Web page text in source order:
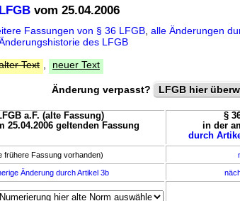
vom 25.04.2006
Fassungen von § 36 LFGB alle Änderungen
des LFGB
Text neuer Text
Änderung verpasst? LFGB hier
a.F. (alte Fassung)
25.04.2006 geltenden Fassung
§
in der
durch
frühere Fassung vorhanden)
Änderung durch Artikel 3b